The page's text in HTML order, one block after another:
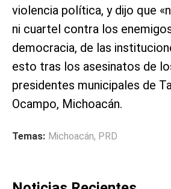
violencia política, y dijo que
ni cuartel contra los
democracia, de las
esto tras los asesinatos de
presidentes municipales de
Ocampo, Michoacán.
Temas: Michoacán, PRD